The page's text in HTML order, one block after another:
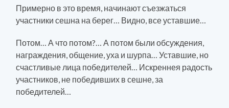
Примерно в это время, начинают съезжаться
участники сешна на берег… Видно, все уставшие…
Потом… А что потом?… А потом были обсуждения,
награждения, общение, уха и шурпа… Уставшие, но
счастливые лица победителей… Искреннея радость
участников, не победивших в сешне, за
победителей…